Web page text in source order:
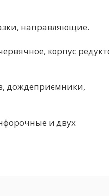
направляющие.
корпус
дождеприемники,
и двух